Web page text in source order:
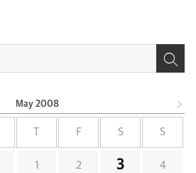
May 2008
F S S
1 2 3 4